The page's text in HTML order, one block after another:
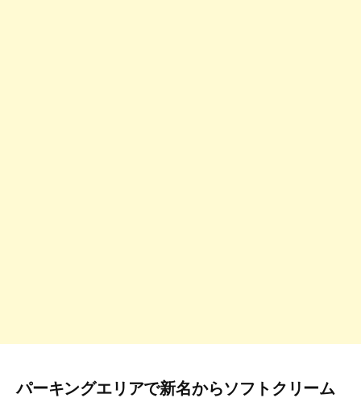
パーキングエリアで新名からソフトクリーム